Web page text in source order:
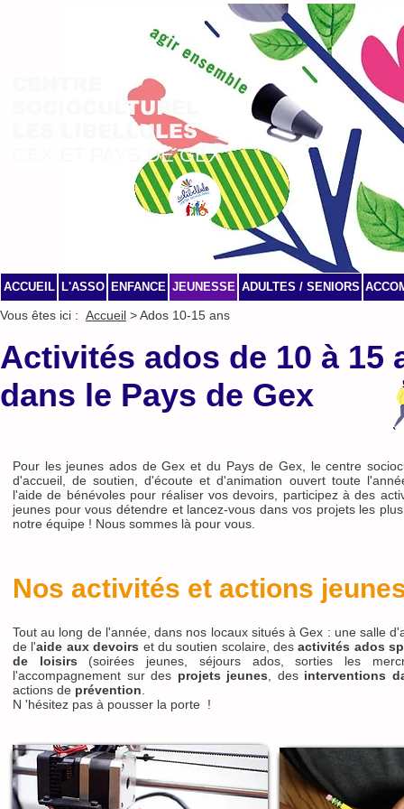
SOCIOCULTUREL
LES LIBELLULES
GEX ET PAYS DE GEX
ACCUEIL L'ASSO ENFANCE JEUNESSE ADULTES / SENIORS
Vous êtes ici : Accueil > Ados 10-15 ans
Activités ados de 10 à 15
dans le Pays de Gex
Pour les jeunes ados de Gex et du Pays de Gex, le centre
d'accueil, de soutien, d'écoute et d'animation ouvert toute
l'aide de bénévoles pour réaliser vos devoirs, participez à des
jeunes pour vous détendre et lancez-vous dans vos projets les
notre équipe ! Nous sommes là pour vous.
Nos activités et actions
Tout au long de l'année, dans nos locaux situés à Gex : une salle
de l'aide aux devoirs et du soutien scolaire, desactivités ados
de loisirs (soirées jeunes, séjours ados, sorties les
l'accompagnement sur des projets jeunes , des interventions
actions de prévention
N 'hésitez pas à pousser la porte !